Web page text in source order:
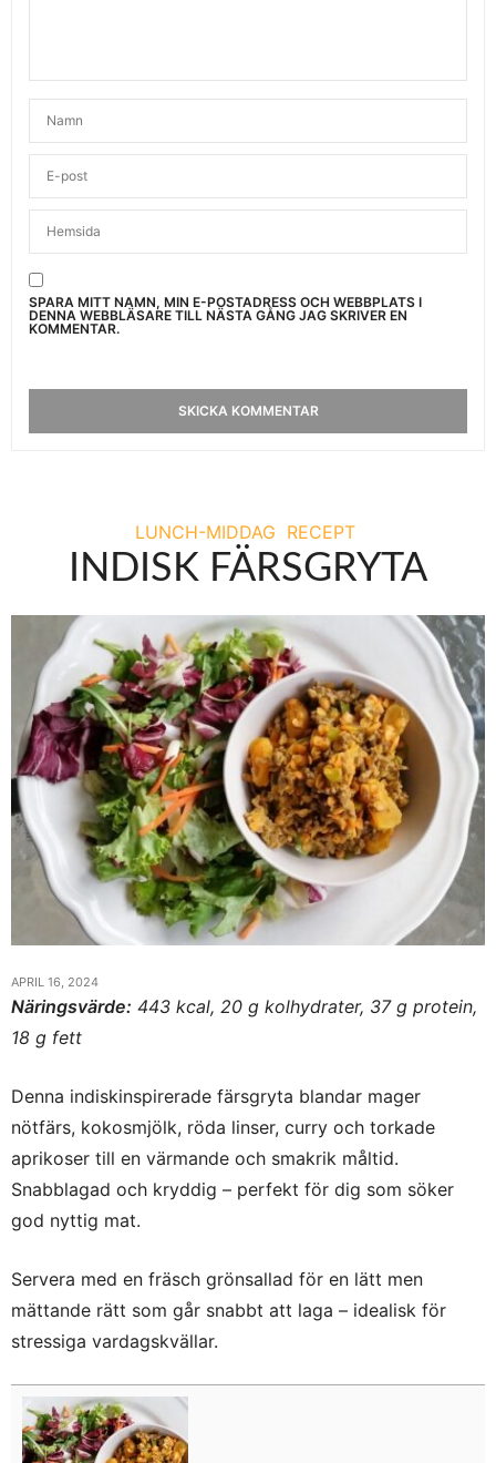
SPARA MITT NAMN, MIN E-POSTADRESS OCH WEBBPLATS I
DENNA WEBBLÄSARE TILL NÄSTA GÅNG JAG SKRIVER EN
KOMMENTAR.
LUNCH-MIDDAG RECEPT
INDISK FÄRSGRYTA
APRIL 16, 2024
Näringsvärde: 443 kcal, 20 g kolhydrater, 37 g protein,
18 g fett
Denna indiskinspirerade färsgryta blandar mager
nötfärs, kokosmjölk, röda linser, curry och torkade
aprikoser till en värmande och smakrik måltid.
Snabblagad och kryddig – perfekt för dig som söker
god nyttig mat.
Servera med en fräsch grönsallad för en lätt men
mättande rätt som går snabbt att laga – idealisk för
stressiga vardagskvällar.